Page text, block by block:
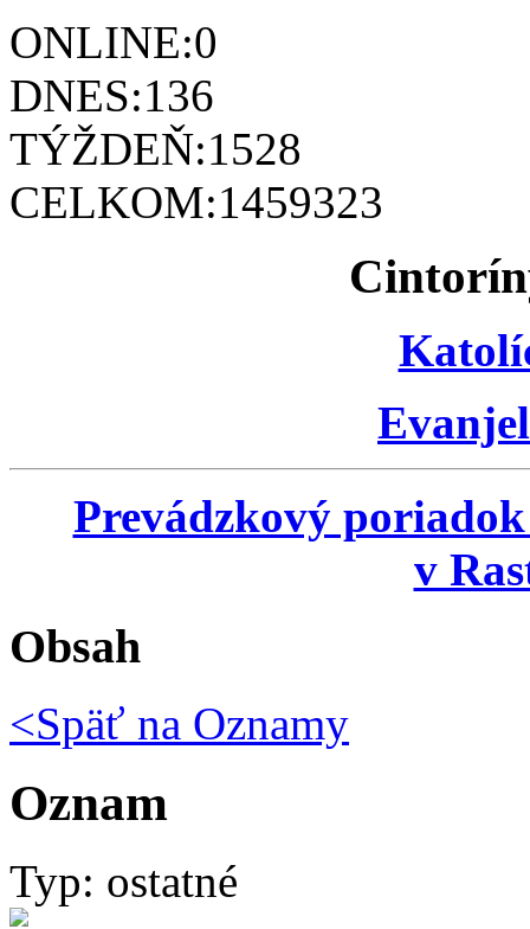
ONLINE:0
DNES:136
TÝŽDEŇ:1528
CELKOM:1459323
Prevádzkový
v
Obsah
<Späť na Oznamy
Oznam
Typ: ostatné